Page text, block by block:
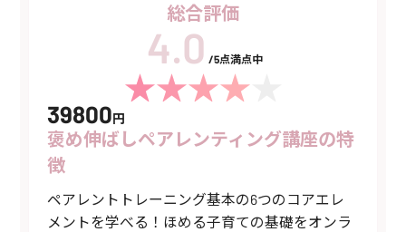
総合評価
/5点満点中
39800円
褒め伸ばしペアレンティング講座の特
徴
ペアレントトレーニング基本の6つのコアエレ
メントを学べる！ほめる子育ての基礎をオンラ